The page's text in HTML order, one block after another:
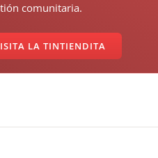
comunitaria.
LA TINTIENDITA